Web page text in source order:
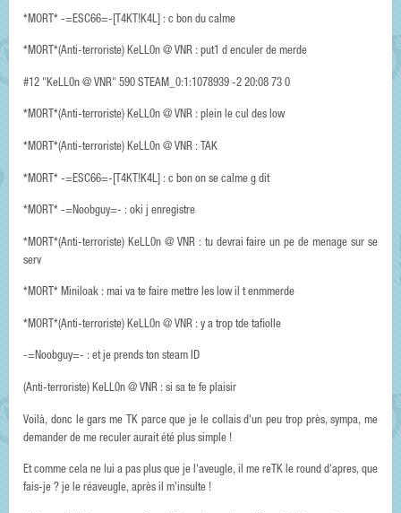
*MORT* -=ESC66=-[T4KT!K4L] : c bon du calme
*MORT*(Anti-terroriste) KeLL0n @ VNR : put1 d enculer de merde
#12 "KeLL0n @ VNR" 590 STEAM_0:1:1078939 -2 20:08 73 0
*MORT*(Anti-terroriste) KeLL0n @ VNR : plein le cul des low
*MORT*(Anti-terroriste) KeLL0n @ VNR : TAK
*MORT* -=ESC66=-[T4KT!K4L] : c bon on se calme g dit
*MORT* -=Noobguy=- : oki j enregistre
*MORT*(Anti-terroriste) KeLL0n @ VNR : tu devrai faire un pe de menage sur se
serv
*MORT* Miniloak : mai va te faire mettre les low il t enmmerde
*MORT*(Anti-terroriste) KeLL0n @ VNR : y a trop tde tafiolle
-=Noobguy=- : et je prends ton steam ID
(Anti-terroriste) KeLL0n @ VNR : si sa te fe plaisir
Voilà, donc le gars me TK parce que je le collais d'un peu trop près, sympa, me
demander de me reculer aurait été plus simple !
Et comme cela ne lui a pas plus que je l'aveugle, il me reTK le round d'apres, que
fais-je ? je le réaveugle, après il m'insulte !